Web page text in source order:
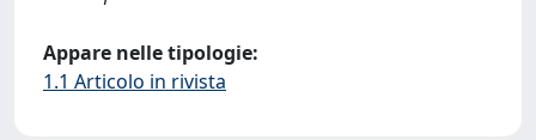
Appare nelle tipologie:
1.1 Articolo in rivista